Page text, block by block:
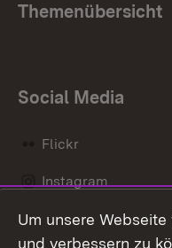
Themenübersicht
Social Media
Flickr
Instagram
Social Wall
Um unsere
und verbessern zu